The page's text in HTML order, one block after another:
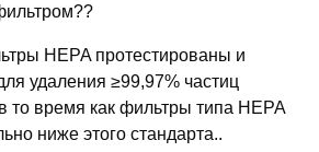
HEPA протестированы и
удаления ≥99,97% частиц
то время как фильтры типа HEPA
ниже этого стандарта..